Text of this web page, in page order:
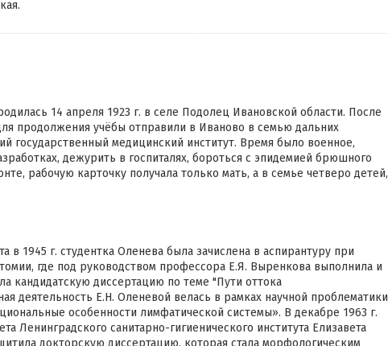
14 апреля 1923 г. в селе Подолец Ивановской области. После
продолжения учёбы отправили в Иваново в семью дальних
государственный медицинский институт. Время было военное,
дежурить в госпиталях, бороться с эпидемией брюшного
рабочую карточку получала только мать, а в семье четверо детей,
в 1945 г. студентка Оленева была зачислена в аспирантуру при
где под руководством профессора Е.Я. Выренкова выполнила и
кандидатскую диссертацию по теме "Пути оттока
деятельность Е.Н. Оленевой велась в рамках научной проблематики
особенности лимфатической системы». В декабре 1963 г.
Ленинградского санитарно-гигиенического института Елизавета
докторскую диссертацию, которая стала морфологическим